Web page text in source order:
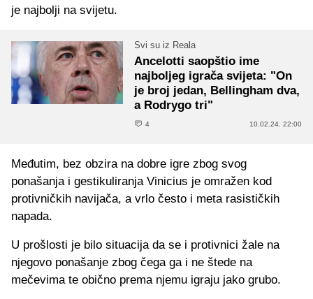
je najbolji na svijetu.
Svi su iz Reala
Ancelotti saopštio ime
najboljeg igrača svijeta: "On
je broj jedan, Bellingham dva,
a Rodrygo tri"
4 10.02.24. 22:00
Međutim, bez obzira na dobre igre zbog svog
ponašanja i gestikuliranja Vinicius je omražen kod
protivničkih navijača, a vrlo često i meta rasističkih
napada.
U prošlosti je bilo situacija da se i protivnici žale na
njegovo ponašanje zbog čega ga i ne štede na
mečevima te obično prema njemu igraju jako grubo.